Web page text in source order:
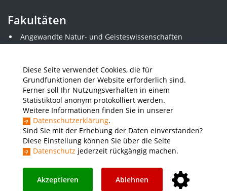
Diese Seite verwendet Cookies, die für
Grundfunktionen der Website erforderlich sind.
Ferner soll Ihr Nutzungsverhalten in einem
Statistiktool anonym protokolliert werden.
Weitere Informationen finden Sie in unserer
Datenschutzerklärung.
Sind Sie mit der Erhebung der Daten einverstanden?
Diese Einstellung können Sie über die Seite
Datenschutz jederzeit rückgängig machen.
Akzeptieren Ablehnen
Fakultäten
Angewandte Natur- und Geisteswissenschaften
Angewandte Sozialwissenschaften
Elektrotechnik
Gestaltung
Informatik und Wirtschaftsinformatik
Kunststofftechnik und Vermessung
Maschinenbau
THWS Business School
Wirtschaftsingenieurwesen
Presse
Instagram YouTube LinkedIn